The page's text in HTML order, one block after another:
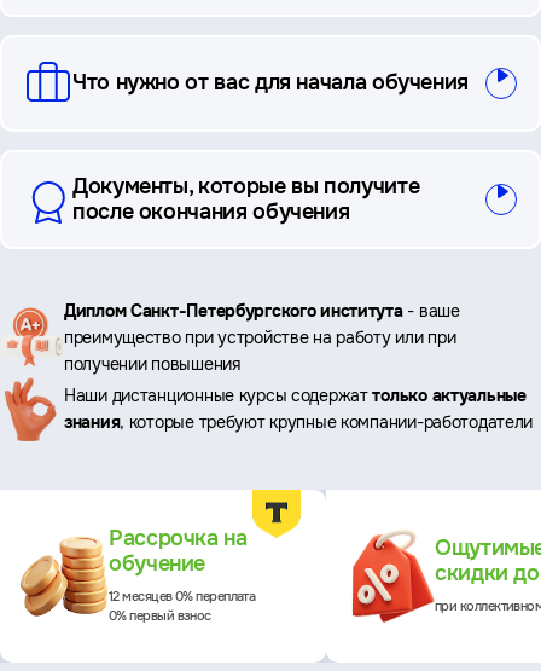
Что нужно от вас для начала обучения
Документы, которые вы получите
после окончания обучения
Ключевые
преимущества
Диплом Санкт-Петербургского института- ваше
преимущество при устройстве на работу или при
получении повышения
Наши дистанционные курсы содержаттолько актуальные
знания, которые требуют крупные компании-работодатели
Рассрочка на
обучение
12 месяцев 0% переплата
0% первый взнос
скидки
при